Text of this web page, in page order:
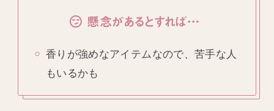
懸念があるとすれば…
香りが強めなアイテムなので、苦手な人
もいるかも